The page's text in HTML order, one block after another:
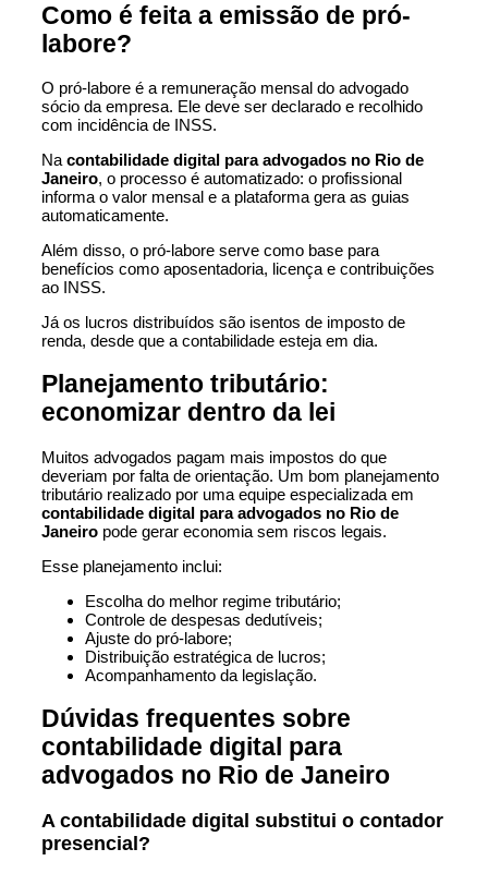
Como é feita a emissão de pró-
labore?
O pró-labore é a remuneração mensal do advogado
sócio da empresa. Ele deve ser declarado e recolhido
com incidência de INSS.
Nacontabilidade digital para advogados no Rio de
Janeiro, o processo é automatizado: o profissional
informa o valor mensal e a plataforma gera as guias
automaticamente.
Além disso, o pró-labore serve como base para
benefícios como aposentadoria, licença e contribuições
ao INSS.
Já os lucros distribuídos são isentos de imposto de
renda, desde que a contabilidade esteja em dia.
Planejamento tributário:
economizar dentro da lei
Muitos advogados pagam mais impostos do que
deveriam por falta de orientação. Um bom planejamento
tributário realizado por uma equipe especializada em
contabilidade digital para advogados no Rio de
Janeiro pode gerar economia sem riscos legais.
Esse planejamento inclui:
Escolha do melhor regime tributário;
Controle de despesas dedutíveis;
Ajuste do pró-labore;
Distribuição estratégica de lucros;
Acompanhamento da legislação.
Dúvidas frequentes sobre
contabilidade digital para
advogados no Rio de Janeiro
A contabilidade digital substitui o contador
presencial?